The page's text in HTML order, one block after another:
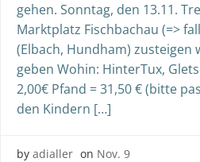
gehen. Sonntag, den 13.11.
Marktplatz Fischbachau (=>
(Elbach, Hundham) zusteigen
geben Wohin: HinterTux,
2,00€ Pfand = 31,50 € (bitte
den Kindern […]
by adialler on Nov. 9